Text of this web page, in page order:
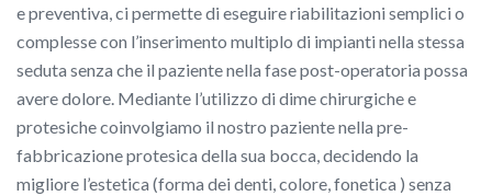
e preventiva, ci permette di eseguire riabilitazioni semplici o
complesse con l’inserimento multiplo di impianti nella stessa
seduta senza che il paziente nella fase post-operatoria possa
avere dolore. Mediante l’utilizzo di dime chirurgiche e
protesiche coinvolgiamo il nostro paziente nella pre-
fabbricazione protesica della sua bocca, decidendo la
migliore l’estetica (forma dei denti, colore, fonetica ) senza